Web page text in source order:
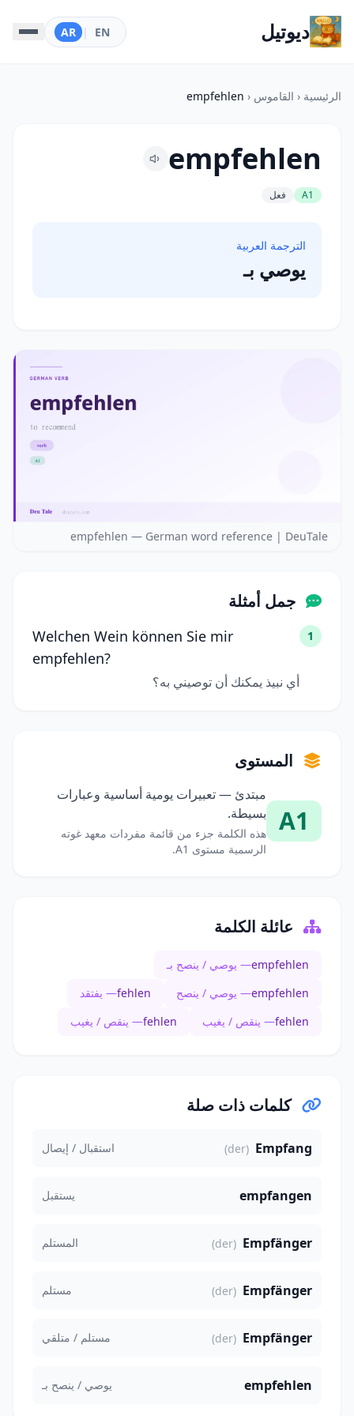
ديوتيل EN
|
AR
الرئيسية ‹ القاموس ‹
empfehlen
empfehlen
A1 فعل
الترجمة العربية
يوصي بـ
empfehlen — German word reference | DeuTale
جمل أمثلة
1
Welchen Wein können Sie mir
empfehlen?
أي نبيذ يمكنك أن توصيني به؟
المستوى
A1
مبتدئ — تعبيرات يومية أساسية وعبارات
بسيطة.
هذه الكلمة جزء من قائمة مفردات معهد غوته
الرسمية مستوى A1.
عائلة الكلمة
empfehlen— يوصي / ينصح بـ
empfehlen— يوصي / ينصح fehlen— يفتقد
fehlen— ينقص / يغيب fehlen— ينقص / يغيب
كلمات ذات صلة
Empfang
(der) استقبال / إيصال
empfangen يستقبل
Empfänger
(der) المستلم
Empfänger
(der) مستلم
Empfänger
(der) مستلم / متلقي
empfehlen يوصي / ينصح بـ